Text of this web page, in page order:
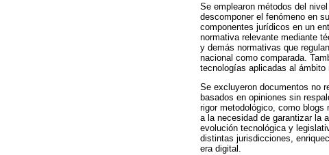
Se emplearon métodos del
descomponer el fenómeno en
componentes jurídicos en un
normativa relevante mediante
y demás normativas que
nacional como comparada.
tecnologías aplicadas al ámbito
Se excluyeron documentos no
basados en opiniones sin
rigor metodológico, como
a la necesidad de garantizar la
evolución tecnológica y
distintas jurisdicciones,
era digital.